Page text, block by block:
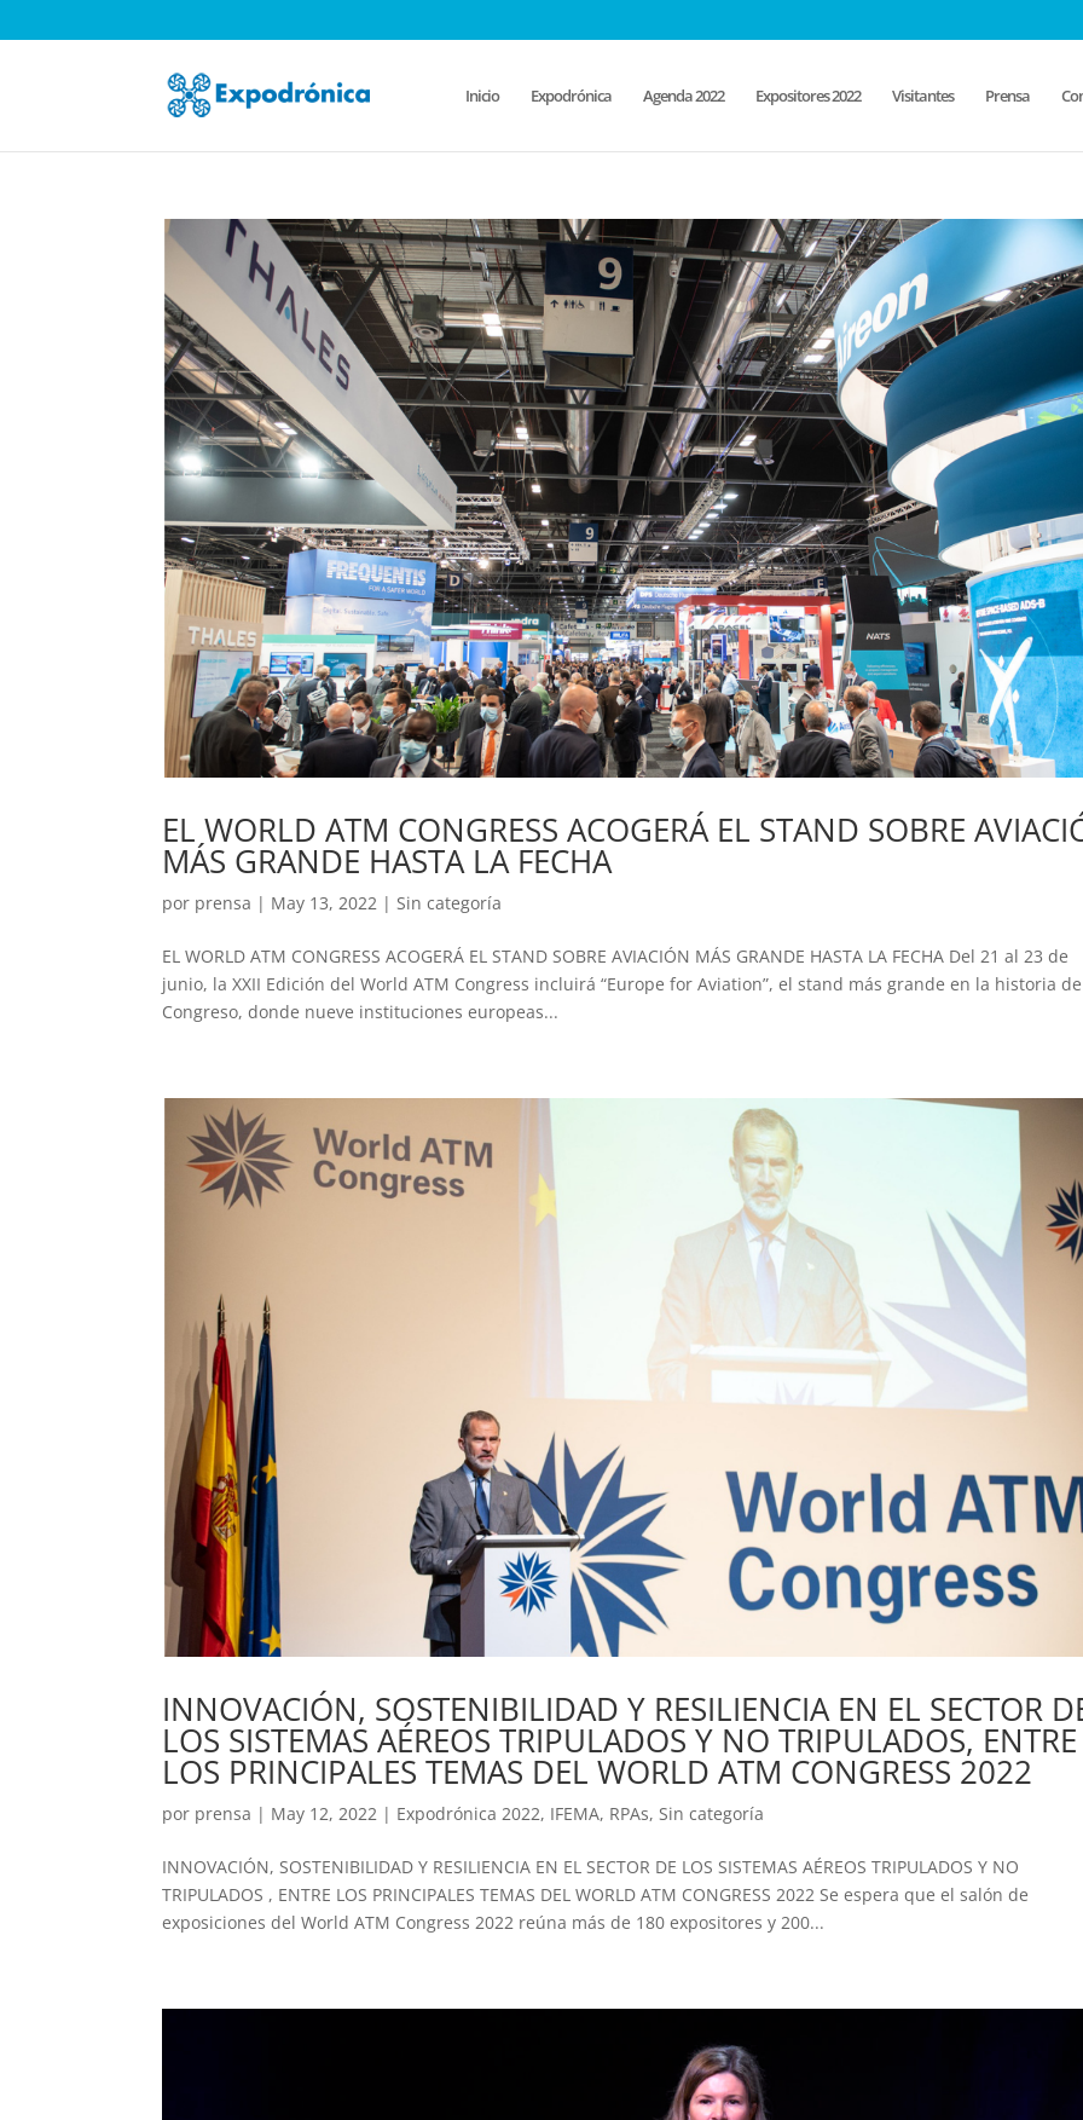
Inicio Expodrónica Agenda 2022 Expositores 2022 Visitantes Prensa
EL WORLD ATM CONGRESS ACOGERÁ EL STAND SOBRE
MÁS GRANDE HASTA LA FECHA
por prensa | May 13, 2022 | Sin categoría
EL WORLD ATM CONGRESS ACOGERÁ EL STAND SOBRE AVIACIÓN MÁS GRANDE HASTA LA FECHA Del 21 al 23 de
junio, la XXII Edición del World ATM Congress incluirá “Europe for Aviation”, el stand más grande en la historia
Congreso, donde nueve instituciones europeas...
INNOVACIÓN, SOSTENIBILIDAD Y RESILIENCIA EN EL SECTOR
LOS SISTEMAS AÉREOS TRIPULADOS Y NO TRIPULADOS, ENTRE
LOS PRINCIPALES TEMAS DEL WORLD ATM CONGRESS 2022
por prensa | May 12, 2022 | Expodrónica 2022, IFEMA, RPAs, Sin categoría
INNOVACIÓN, SOSTENIBILIDAD Y RESILIENCIA EN EL SECTOR DE LOS SISTEMAS AÉREOS TRIPULADOS Y NO
TRIPULADOS , ENTRE LOS PRINCIPALES TEMAS DEL WORLD ATM CONGRESS 2022 Se espera que el salón de
exposiciones del World ATM Congress 2022 reúna más de 180 expositores y 200...